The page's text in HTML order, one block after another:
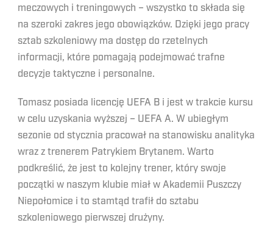
meczowych i treningowych – wszystko to składa się
na szeroki zakres jego obowiązków. Dzięki jego pracy
sztab szkoleniowy ma dostęp do rzetelnych
informacji, które pomagają podejmować trafne
decyzje taktyczne i personalne.
Tomasz posiada licencję UEFA B i jest w trakcie kursu
w celu uzyskania wyższej – UEFA A. W ubiegłym
sezonie od stycznia pracował na stanowisku analityka
wraz z trenerem Patrykiem Brytanem. Warto
podkreślić, że jest to kolejny trener, który swoje
początki w naszym klubie miał w Akademii Puszczy
Niepołomice i to stamtąd trafił do sztabu
szkoleniowego pierwszej drużyny.